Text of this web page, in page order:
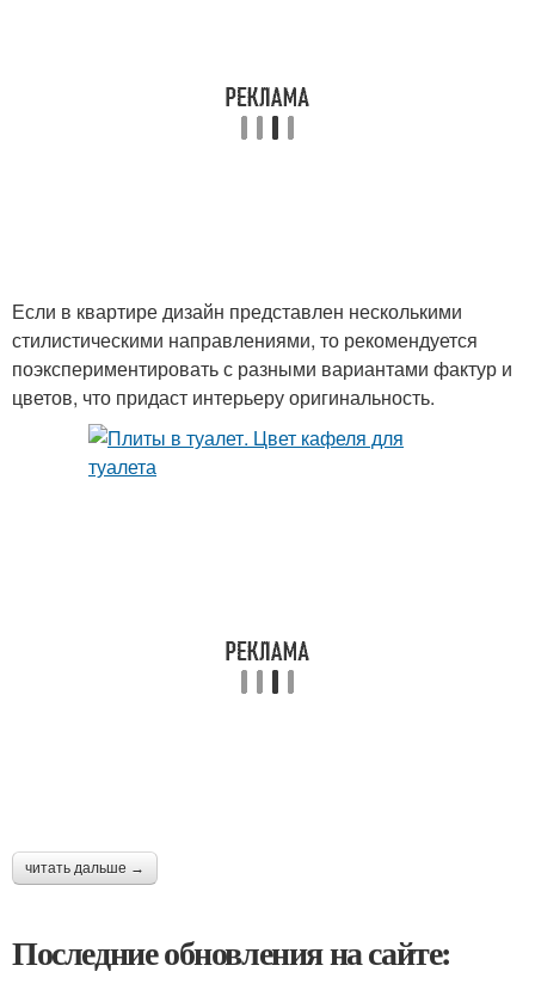
Если в квартире дизайн представлен несколькими
стилистическими направлениями, то рекомендуется
поэкспериментировать с разными вариантами фактур и
цветов, что придаст интерьеру оригинальность.
читать дальше →
Последние обновления на сайте: